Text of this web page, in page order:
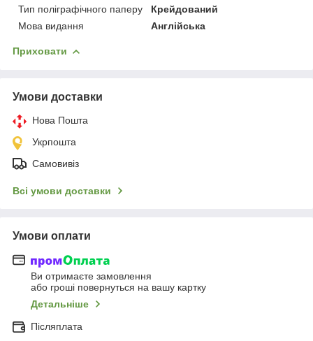
Тип поліграфічного паперу
Крейдований
Мова видання
Англійська
Приховати
Умови доставки
Нова Пошта
Укрпошта
Самовивіз
Всі умови доставки
Умови оплати
Ви отримаєте замовлення
або гроші повернуться на вашу картку
Детальніше
Післяплата